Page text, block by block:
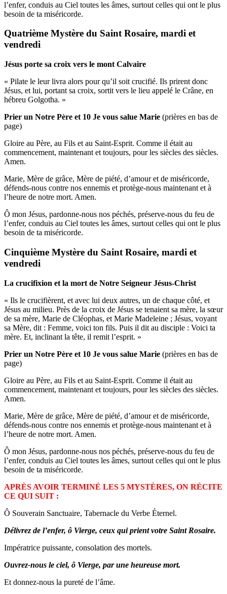
l’enfer, conduis au Ciel toutes les âmes, surtout celles qui ont le plus
besoin de ta miséricorde.
Quatrième Mystère du Saint Rosaire, mardi et
vendredi
Jésus porte sa croix vers le mont Calvaire
« Pilate le leur livra alors pour qu’il soit crucifié. Ils prirent donc
Jésus, et lui, portant sa croix, sortit vers le lieu appelé le Crâne, en
hébreu Golgotha. »
Prier un Notre Père et 10 Je vous salue Marie (prières en bas de
page)
Gloire au Père, au Fils et au Saint-Esprit. Comme il était au
commencement, maintenant et toujours, pour les siècles des siècles.
Amen.
Marie, Mère de grâce, Mère de piété, d’amour et de miséricorde,
défends-nous contre nos ennemis et protège-nous maintenant et à
l’heure de notre mort. Amen.
Ô mon Jésus, pardonne-nous nos péchés, préserve-nous du feu de
l’enfer, conduis au Ciel toutes les âmes, surtout celles qui ont le plus
besoin de ta miséricorde.
Cinquième Mystère du Saint Rosaire, mardi et
vendredi
La crucifixion et la mort de Notre Seigneur Jésus-Christ
« Ils le crucifièrent, et avec lui deux autres, un de chaque côté, et
Jésus au milieu. Près de la croix de Jésus se tenaient sa mère, la sœur
de sa mère, Marie de Cléophas, et Marie Madeleine ; Jésus, voyant
sa Mère, dit : Femme, voici ton fils. Puis il dit au disciple : Voici ta
mère. Et, inclinant la tête, il remit l’esprit. »
Prier un Notre Père et 10 Je vous salue Marie (prières en bas de
page)
Gloire au Père, au Fils et au Saint-Esprit. Comme il était au
commencement, maintenant et toujours, pour les siècles des siècles.
Amen.
Marie, Mère de grâce, Mère de piété, d’amour et de miséricorde,
défends-nous contre nos ennemis et protège-nous maintenant et à
l’heure de notre mort. Amen.
Ô mon Jésus, pardonne-nous nos péchés, préserve-nous du feu de
l’enfer, conduis au Ciel toutes les âmes, surtout celles qui ont le plus
besoin de ta miséricorde.
APRÈS AVOIR TERMINÉ LES 5 MYSTÈRES, ON RÉCITE
CE QUI SUIT :
Ô Souverain Sanctuaire, Tabernacle du Verbe Éternel.
Délivrez de l’enfer, ô Vierge, ceux qui prient votre Saint Rosaire.
Impératrice puissante, consolation des mortels.
Ouvrez-nous le ciel, ô Vierge, par une heureuse mort.
Et donnez-nous la pureté de l’âme.